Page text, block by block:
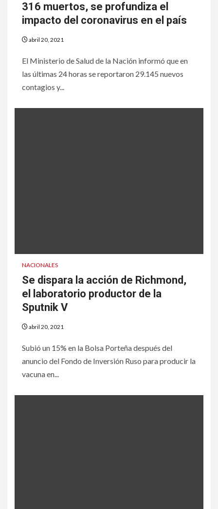
316 muertos, se profundiza el
impacto del coronavirus en el país
abril 20, 2021
El Ministerio de Salud de la Nación informó que en
las últimas 24 horas se reportaron 29.145 nuevos
contagios y...
NACIONALES
Se dispara la acción de Richmond,
el laboratorio productor de la
Sputnik V
abril 20, 2021
Subió un 15% en la Bolsa Porteña después del
anuncio del Fondo de Inversión Ruso para producir la
vacuna en...